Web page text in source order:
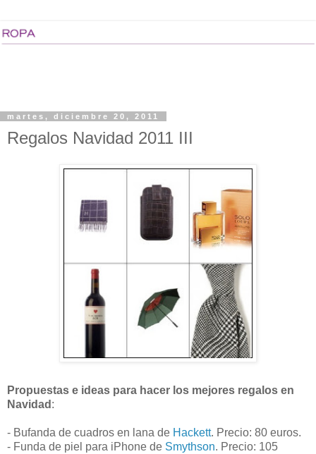
martes, diciembre 20, 2011
Regalos Navidad 2011 III
Propuestas e ideas para hacer los mejores regalos en
Navidad :
- Bufanda de cuadros en lana de Hackett. Precio: 80 euros.
- Funda de piel para iPhone de Smythson. Precio: 105